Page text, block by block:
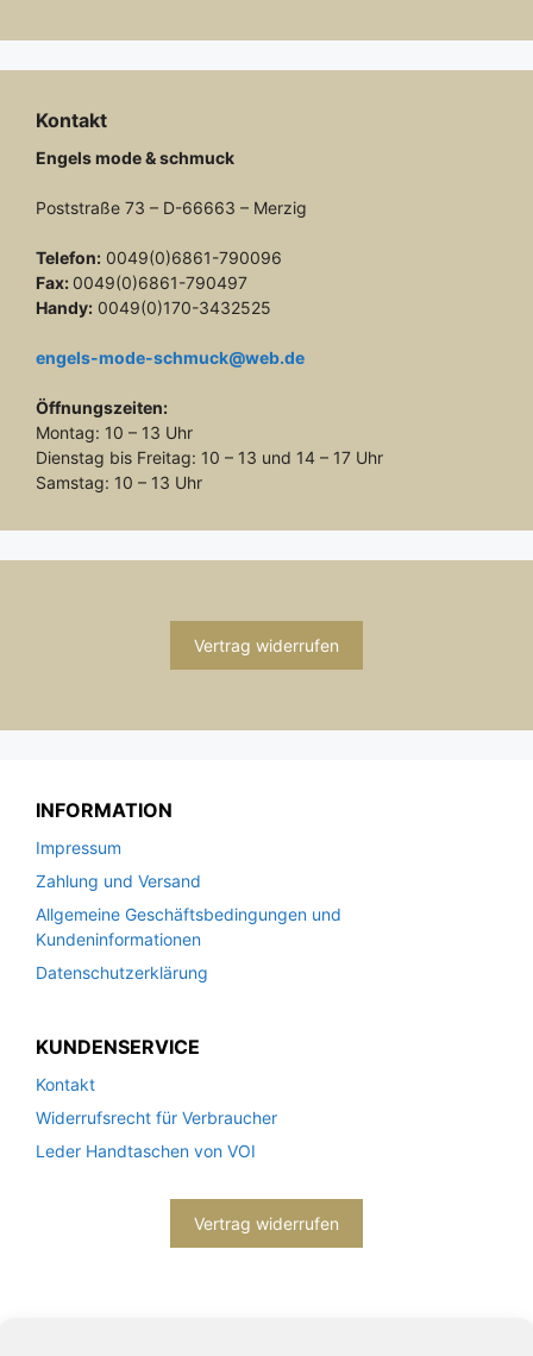
Kontakt
Engels mode & schmuck
Poststraße 73 – D-66663 – Merzig
Telefon: 0049(0)6861-790096
Fax: 0049(0)6861-790497
Handy: 0049(0)170-3432525
engels-mode-schmuck@web.de
Öffnungszeiten:
Montag: 10 – 13 Uhr
Dienstag bis Freitag: 10 – 13 und 14 – 17 Uhr
Samstag: 10 – 13 Uhr
Vertrag widerrufen
INFORMATION
Impressum
Zahlung und Versand
Allgemeine Geschäftsbedingungen und
Kundeninformationen
Datenschutzerklärung
KUNDENSERVICE
Kontakt
Widerrufsrecht für Verbraucher
Leder Handtaschen von VOI
Vertrag widerrufen